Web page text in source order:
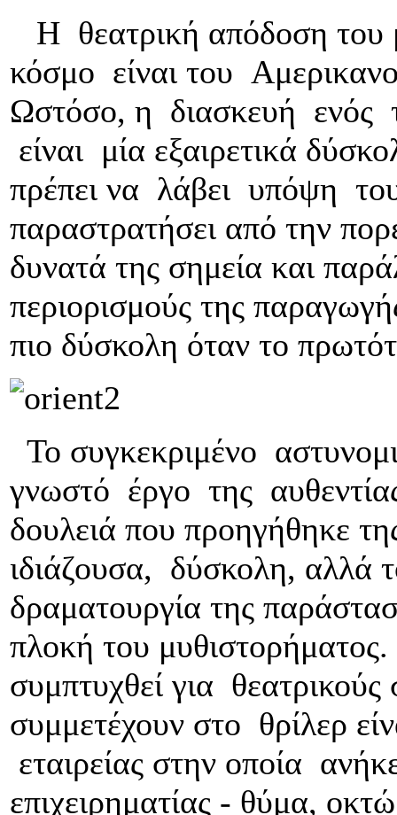
Η θεατρική απόδοση του
κόσμο είναι του
Ωστόσο, η διασκευή ενός
είναι μία εξαιρετικά
πρέπει να λάβει υπόψη
παραστρατήσει από την
δυνατά της σημεία και
περιορισμούς της
πιο δύσκολη όταν το
Το συγκεκριμένο
γνωστό έργο της
δουλειά που προηγήθηκε
ιδιάζουσα, δύσκολη, αλλά
δραματουργία της
πλοκή του
συμπτυχθεί για
συμμετέχουν στο θρίλερ
εταιρείας στην οποία
επιχειρηματίας - θύμα,